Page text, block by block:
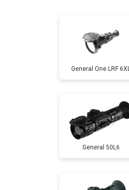
General One LRF 6XL
General 50L6